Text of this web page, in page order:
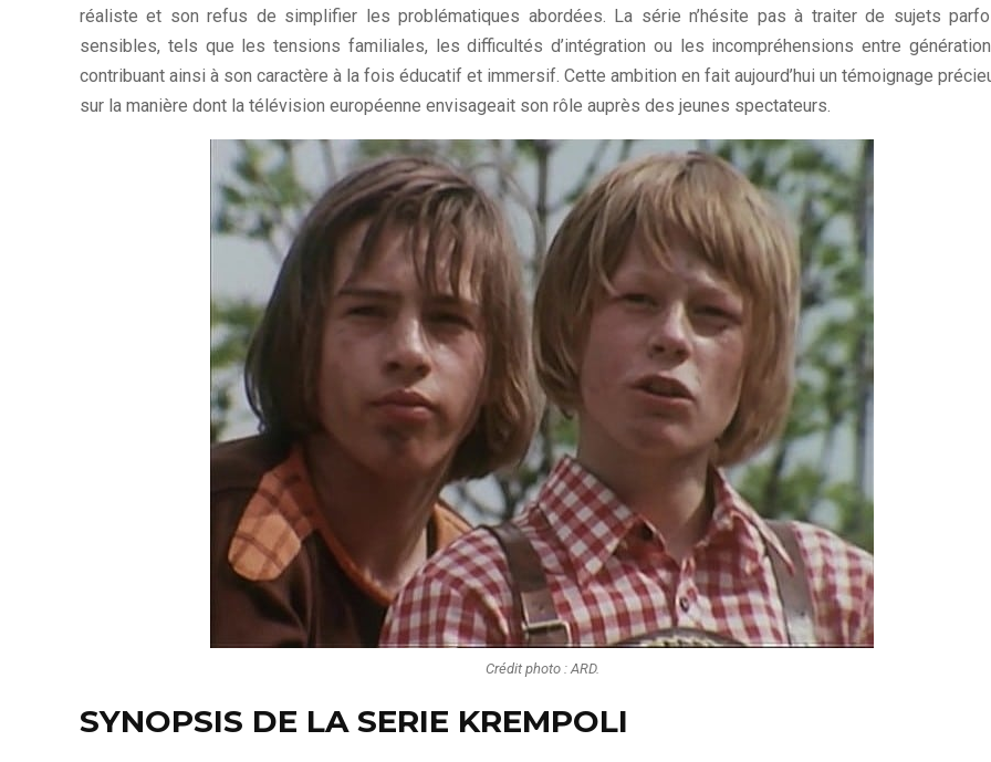
réaliste et son refus de simplifier les problématiques abordées. La série n’hésite pas à traiter de sujets
sensibles, tels que les tensions familiales, les difficultés d’intégration ou les incompréhensions entre
contribuant ainsi à son caractère à la fois éducatif et immersif. Cette ambition en fait aujourd’hui un témoignage
sur la manière dont la télévision européenne envisageait son rôle auprès des jeunes spectateurs.
Crédit photo : ARD.
SYNOPSIS DE LA SERIE KREMPOLI